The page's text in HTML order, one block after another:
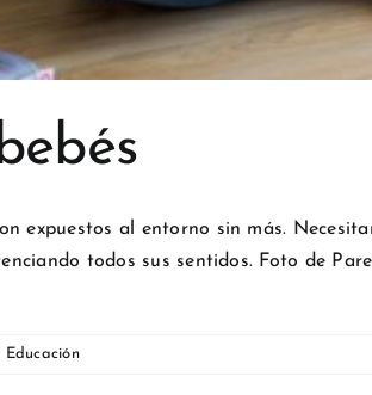
expuestos al entorno sin más.
todos sus sentidos. Foto de
Educación